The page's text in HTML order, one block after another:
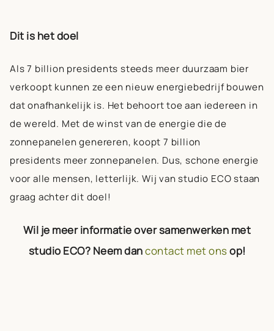
Dit is het doel
Als7 billion presidentssteeds meer duurzaam bier
verkoopt kunnen ze een nieuw energiebedrijf bouwen
dat onafhankelijk is. Het behoort toe aan iedereen in
de wereld. Met de winst van de energie die de
zonnepanelen genereren, koopt 7 billion
presidents meer zonnepanelen. Dus, schone energie
voor alle mensen, letterlijk. Wij van studio ECO staan
graag achter dit doel!
Wil je meer informatie over samenwerken met
studio ECO? Neem dancontact met onsop!